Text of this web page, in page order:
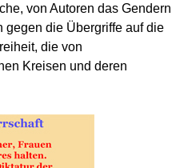
von Autoren das Gendern
gegen die Übergriffe auf die
die von
Kreisen und deren